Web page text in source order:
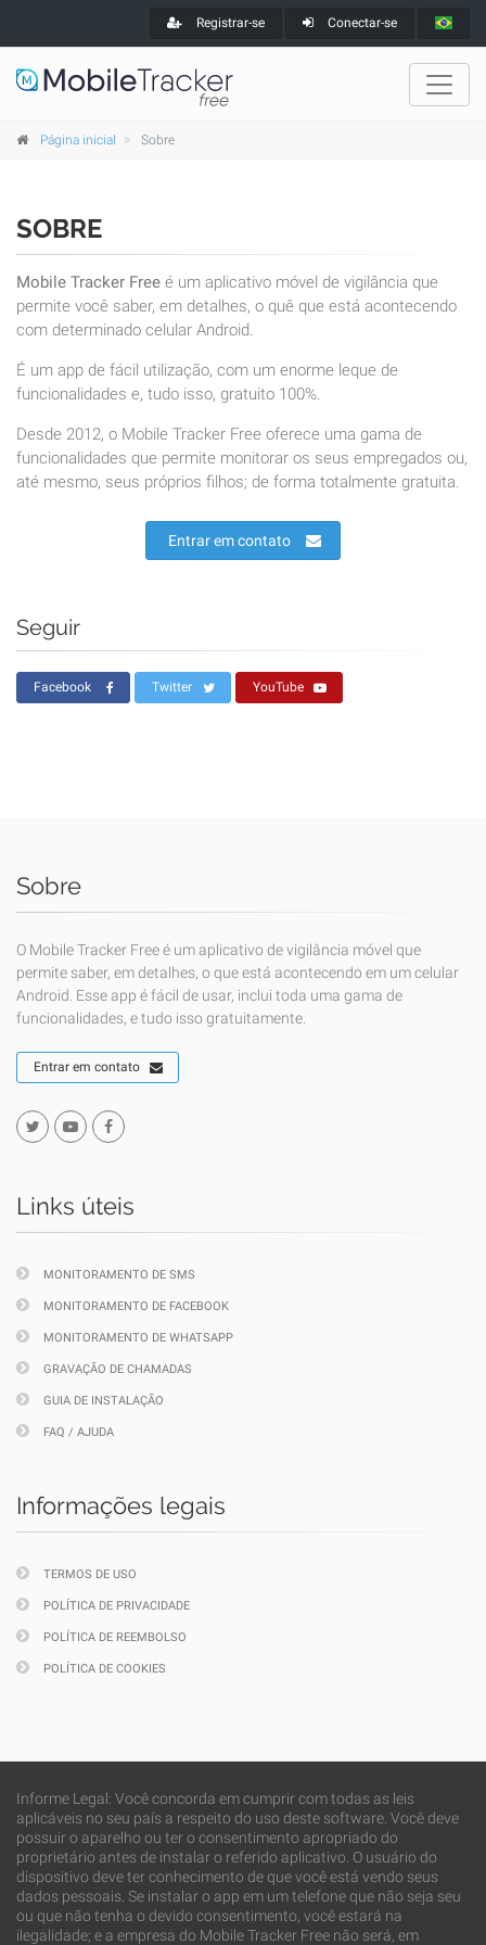
Registrar-se Conectar-se
Página inicial Sobre
SOBRE
Mobile Tracker Free é um aplicativo móvel de vigilância que
permite você saber, em detalhes, o quê que está acontecendo
com determinado celular Android.
É um app de fácil utilização, com um enorme leque de
funcionalidades e, tudo isso, gratuito 100%.
Desde 2012, o Mobile Tracker Free oferece uma gama de
funcionalidades que permite monitorar os seus empregados ou,
até mesmo, seus próprios filhos; de forma totalmente gratuita.
Entrar em contato
Seguir
Facebook Twitter YouTube
Sobre
O Mobile Tracker Free é um aplicativo de vigilância móvel que
permite saber, em detalhes, o que está acontecendo em um celular
Android. Esse app é fácil de usar, inclui toda uma gama de
funcionalidades, e tudo isso gratuitamente.
Entrar em contato
Links úteis
MONITORAMENTO DE SMS
MONITORAMENTO DE FACEBOOK
MONITORAMENTO DE WHATSAPP
GRAVAÇÃO DE CHAMADAS
GUIA DE INSTALAÇÃO
FAQ / AJUDA
Informações legais
TERMOS DE USO
POLÍTICA DE PRIVACIDADE
POLÍTICA DE REEMBOLSO
POLÍTICA DE COOKIES
Informe Legal: Você concorda em cumprir com todas as leis
aplicáveis no seu país a respeito do uso deste software. Você deve
possuir o aparelho ou ter o consentimento apropriado do
proprietário antes de instalar o referido aplicativo. O usuário do
dispositivo deve ter conhecimento de que você está vendo seus
dados pessoais. Se instalar o app em um telefone que não seja seu
ou que não tenha o devido consentimento, você estará na
ilegalidade; e a empresa do Mobile Tracker Free não será, em